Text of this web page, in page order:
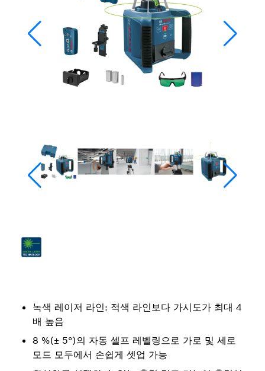
녹색 레이저 라인: 적색 라인보다 가시도가 최대 4
배 높음
8 %(± 5°)의 자동 셀프 레벨링으로 가로 및 세로
모드 모두에서 손쉽게 셋업 가능